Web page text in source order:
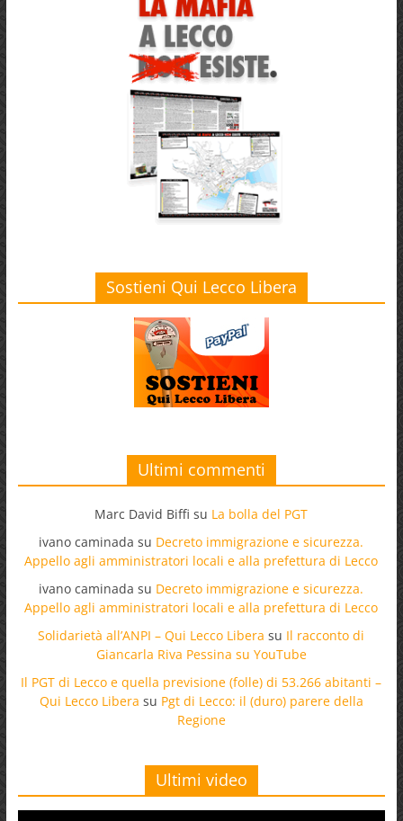
Sostieni Qui Lecco Libera
Ultimi commenti
Marc David Biffi su La bolla del PGT
ivano caminada su Decreto immigrazione e sicurezza.
Appello agli amministratori locali e alla prefettura di Lecco
ivano caminada su Decreto immigrazione e sicurezza.
Appello agli amministratori locali e alla prefettura di Lecco
Solidarietà all’ANPI – Qui Lecco Libera su Il racconto di
Giancarla Riva Pessina su YouTube
Il PGT di Lecco e quella previsione (folle) di 53.266 abitanti –
Qui Lecco Libera su Pgt di Lecco: il (duro) parere della
Regione
Ultimi video